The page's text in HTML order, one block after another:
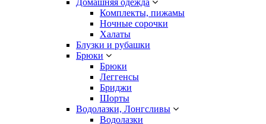
Домашняя одежда
Комплекты, пижамы
Ночные сорочки
Халаты
Блузки и рубашки
Брюки
Брюки
Леггенсы
Бриджи
Шорты
Водолазки, Лонгсливы
Водолазки